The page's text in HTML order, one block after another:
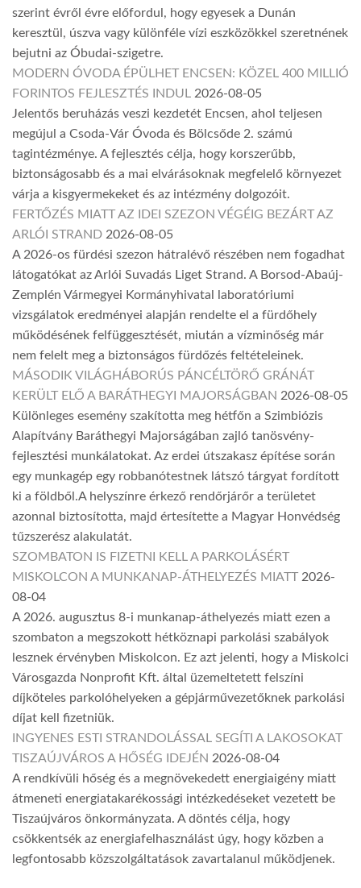
szerint évről évre előfordul, hogy egyesek a Dunán
keresztül, úszva vagy különféle vízi eszközökkel szeretnének
bejutni az Óbudai-szigetre.
MODERN ÓVODA ÉPÜLHET ENCSEN: KÖZEL 400 MILLIÓ
FORINTOS FEJLESZTÉS INDUL 2026-08-05
Jelentős beruházás veszi kezdetét Encsen, ahol teljesen
megújul a Csoda-Vár Óvoda és Bölcsőde 2. számú
tagintézménye. A fejlesztés célja, hogy korszerűbb,
biztonságosabb és a mai elvárásoknak megfelelő környezet
várja a kisgyermekeket és az intézmény dolgozóit.
FERTŐZÉS MIATT AZ IDEI SZEZON VÉGÉIG BEZÁRT AZ
ARLÓI STRAND 2026-08-05
A 2026-os fürdési szezon hátralévő részében nem fogadhat
látogatókat az Arlói Suvadás Liget Strand. A Borsod-Abaúj-
Zemplén Vármegyei Kormányhivatal laboratóriumi
vizsgálatok eredményei alapján rendelte el a fürdőhely
működésének felfüggesztését, miután a vízminőség már
nem felelt meg a biztonságos fürdőzés feltételeinek.
MÁSODIK VILÁGHÁBORÚS PÁNCÉLTÖRŐ GRÁNÁT
KERÜLT ELŐ A BARÁTHEGYI MAJORSÁGBAN 2026-08-05
Különleges esemény szakította meg hétfőn a Szimbiózis
Alapítvány Baráthegyi Majorságában zajló tanösvény-
fejlesztési munkálatokat. Az erdei útszakasz építése során
egy munkagép egy robbanótestnek látszó tárgyat fordított
ki a földből.A helyszínre érkező rendőrjárőr a területet
azonnal biztosította, majd értesítette a Magyar Honvédség
tűzszerész alakulatát.
SZOMBATON IS FIZETNI KELL A PARKOLÁSÉRT
MISKOLCON A MUNKANAP-ÁTHELYEZÉS MIATT 2026-
08-04
A 2026. augusztus 8-i munkanap-áthelyezés miatt ezen a
szombaton a megszokott hétköznapi parkolási szabályok
lesznek érvényben Miskolcon. Ez azt jelenti, hogy a Miskolci
Városgazda Nonprofit Kft. által üzemeltetett felszíni
díjköteles parkolóhelyeken a gépjárművezetőknek parkolási
díjat kell fizetniük.
INGYENES ESTI STRANDOLÁSSAL SEGÍTI A LAKOSOKAT
TISZAÚJVÁROS A HŐSÉG IDEJÉN 2026-08-04
A rendkívüli hőség és a megnövekedett energiaigény miatt
átmeneti energiatakarékossági intézkedéseket vezetett be
Tiszaújváros önkormányzata. A döntés célja, hogy
csökkentsék az energiafelhasználást úgy, hogy közben a
legfontosabb közszolgáltatások zavartalanul működjenek.